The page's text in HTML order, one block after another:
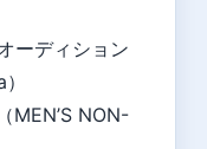
ーディション
MEN’S NON-